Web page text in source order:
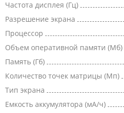
Частота дисплея (Гц)
Разрешение экрана
Процессор
Объем оперативной памяти (Мб)
Память (Гб)
Количество точек матрицы (Мп)
Тип экрана
Емкость аккумулятора (мА/ч)